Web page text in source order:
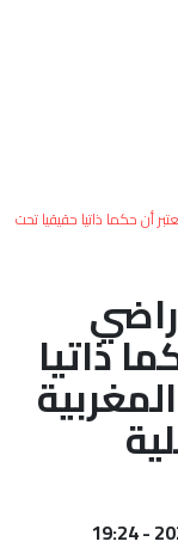
أن حكما ذاتيا حقيقيا تحت
ذاتيا